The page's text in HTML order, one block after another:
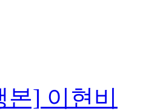
본] 이현비